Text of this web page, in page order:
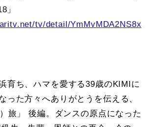
」
tv/detail/YmMvMDA2NS8x
育ち、ハマを愛する39歳のKIMIに
った方々へありがとうを伝える、
旅」 後編。ダンスの原点になった